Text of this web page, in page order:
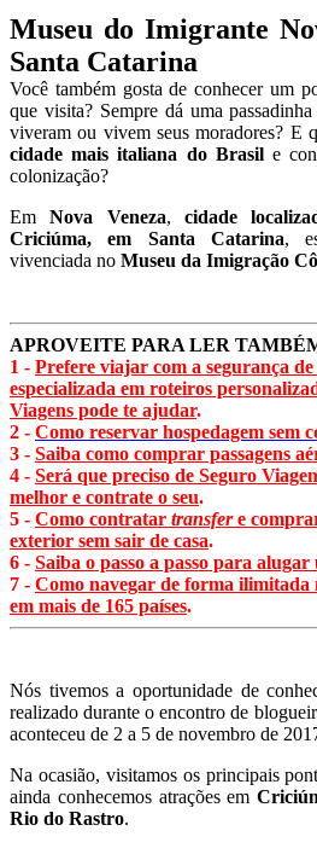
Museu do Imigrante
Santa Catarina
Você também gosta de conhecer um
que visita? Sempre dá uma
viveram ou vivem seus moradores? E
cidade mais italiana do Brasile
colonização?
EmNova Veneza, cidade
Criciúma, em Santa Catarina,
vivenciada no Museu da Imigração
APROVEITE PARA LER
1 - Prefere viajar com a segurança
especializada em roteiros
Viagens pode te ajudar.
2 - Como reservar hospedagem sem
3 - Saiba como comprar passagens
4 - Será que preciso de Seguro
melhor e contrate o seu.
5 - Como contratar transfere
exterior sem sair de casa.
6 - Saiba o passo a passo para
7 - Como navegar de forma ilimitada
em mais de 165 países.
Nós tivemos a oportunidade de
realizado durante o encontro de
aconteceu de 2 a 5 de novembro de
Na ocasião, visitamos os principais
ainda conhecemos atrações em
Rio do Rastro.